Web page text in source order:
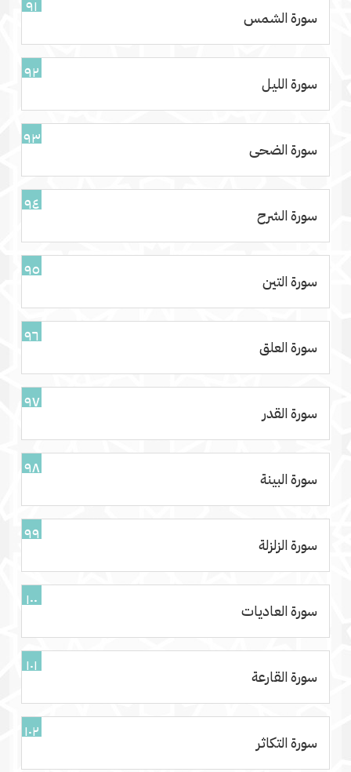
٩١
سورة الشمس
٩٢
سورة الليل
٩٣
سورة الضحى
٩٤
سورة الشرح
٩٥
سورة التين
٩٦
سورة العلق
٩٧
سورة القدر
٩٨
سورة البينة
٩٩
سورة الزلزلة
١٠٠
سورة العاديات
١٠١
سورة القارعة
١٠٢
سورة التكاثر